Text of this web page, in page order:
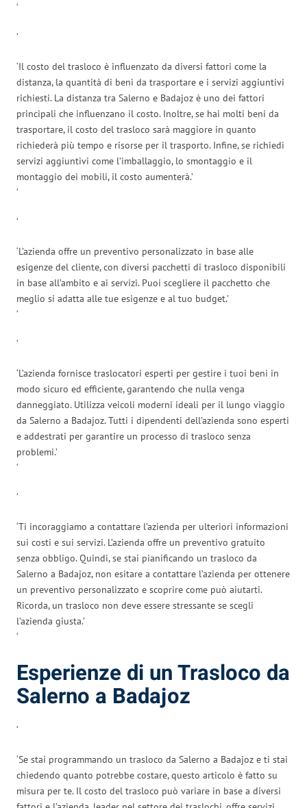
‘
‘
‘Il costo del trasloco è influenzato da diversi fattori come la
distanza, la quantità di beni da trasportare e i servizi aggiuntivi
richiesti. La distanza tra Salerno e Badajoz è uno dei fattori
principali che influenzano il costo. Inoltre, se hai molti beni da
trasportare, il costo del trasloco sarà maggiore in quanto
richiederà più tempo e risorse per il trasporto. Infine, se richiedi
servizi aggiuntivi come l’imballaggio, lo smontaggio e il
montaggio dei mobili, il costo aumenterà.’
‘
‘
‘L’azienda offre un preventivo personalizzato in base alle
esigenze del cliente, con diversi pacchetti di trasloco disponibili
in base all’ambito e ai servizi. Puoi scegliere il pacchetto che
meglio si adatta alle tue esigenze e al tuo budget.’
‘
‘
‘L’azienda fornisce traslocatori esperti per gestire i tuoi beni in
modo sicuro ed efficiente, garantendo che nulla venga
danneggiato. Utilizza veicoli moderni ideali per il lungo viaggio
da Salerno a Badajoz. Tutti i dipendenti dell’azienda sono esperti
e addestrati per garantire un processo di trasloco senza
problemi.’
‘
‘
‘Ti incoraggiamo a contattare l’azienda per ulteriori informazioni
sui costi e sui servizi. L’azienda offre un preventivo gratuito
senza obbligo. Quindi, se stai pianificando un trasloco da
Salerno a Badajoz, non esitare a contattare l’azienda per ottenere
un preventivo personalizzato e scoprire come può aiutarti.
Ricorda, un trasloco non deve essere stressante se scegli
l’azienda giusta.’
‘
Esperienze di un Trasloco da
Salerno a Badajoz
‘
‘Se stai programmando un trasloco da Salerno a Badajoz e ti stai
chiedendo quanto potrebbe costare, questo articolo è fatto su
misura per te. Il costo del trasloco può variare in base a diversi